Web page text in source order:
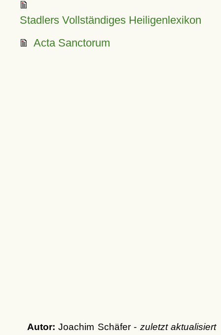
Stadlers Vollständiges Heiligenlexikon
Acta Sanctorum
Autor: Joachim Schäfer - zuletzt aktualisiert